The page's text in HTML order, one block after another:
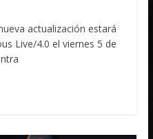
actualización estará
Live/4.0 el viernes 5 de